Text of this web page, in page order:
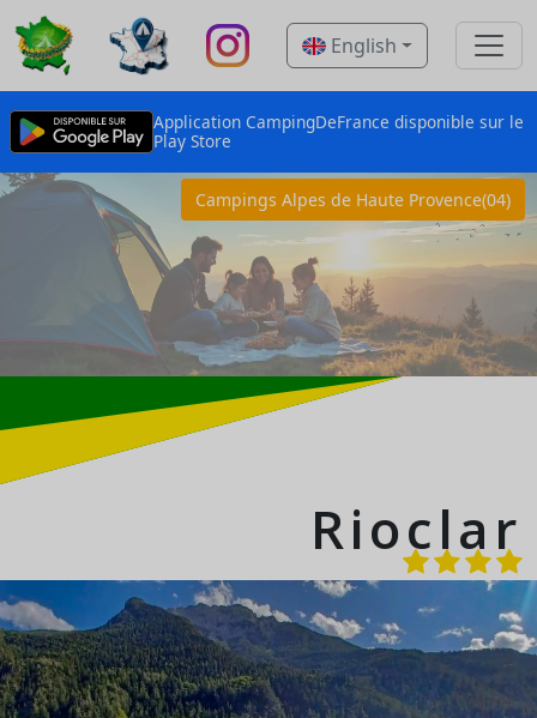
English
Application CampingDeFrance disponible sur le
Play Store
Campings Alpes de Haute Provence(04)
Rioclar